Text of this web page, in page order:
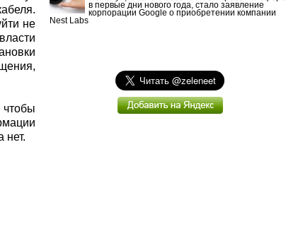
не
чтобы
нет.
в первые дни нового года, стало заявление
корпорации Google о приобретении компании
Nest Labs